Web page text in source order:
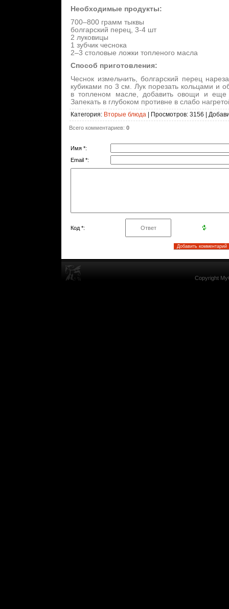
Необходимые продукты:
700–800 грамм тыквы
болгарский перец, 3-4 шт
2 луковицы
1 зубчик чеснока
2–3 столовые ложки топленого масла
Способ приготовления:
Чеснок измельчить, болгарский перец
кубиками по 3 см. Лук порезать кольцами и
в топленом масле, добавить овощи и
Запекать в глубоком противне в слабо
Категория: Вторые блюда Просмотров: 3156 |
Всего комментариев: 0
Имя *:
Email *:
Код *:
Copyright